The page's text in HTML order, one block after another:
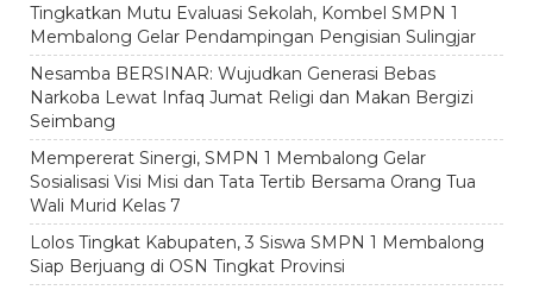
Tingkatkan Mutu Evaluasi Sekolah, Kombel SMPN 1
Membalong Gelar Pendampingan Pengisian Sulingjar
Nesamba BERSINAR: Wujudkan Generasi Bebas
Narkoba Lewat Infaq Jumat Religi dan Makan Bergizi
Seimbang
Mempererat Sinergi, SMPN 1 Membalong Gelar
Sosialisasi Visi Misi dan Tata Tertib Bersama Orang Tua
Wali Murid Kelas 7
Lolos Tingkat Kabupaten, 3 Siswa SMPN 1 Membalong
Siap Berjuang di OSN Tingkat Provinsi